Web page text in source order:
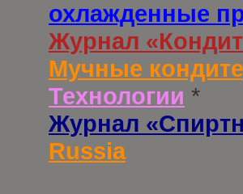
охлажденные
Журнал
Мучные
Технологии *
Журнал
Russia